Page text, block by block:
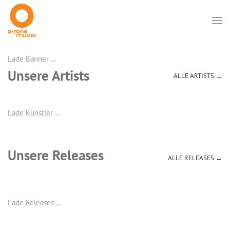
Lade Banner …
Unsere Artists ALLE ARTISTS →
Lade Künstler …
Unsere Releases ALLE RELEASES →
Lade Releases …